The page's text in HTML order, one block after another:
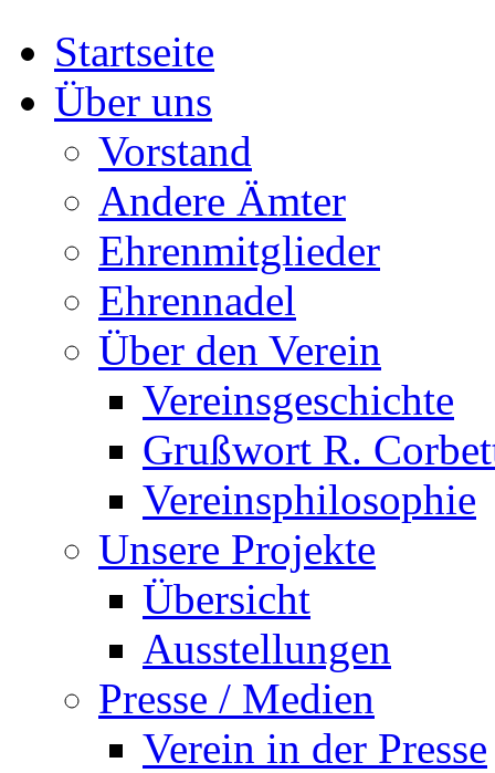
Startseite
Über uns
Vorstand
Andere Ämter
Ehrenmitglieder
Ehrennadel
Über den Verein
Vereinsgeschichte
Grußwort R.
Vereinsphilosophie
Unsere Projekte
Übersicht
Ausstellungen
Presse / Medien
Verein in der Presse